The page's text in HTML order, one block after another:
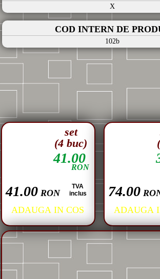
X
COD INTERN DE
102b
41.00
RON
41.00RON
TVA
inclus
set
(4 buc)
74.00